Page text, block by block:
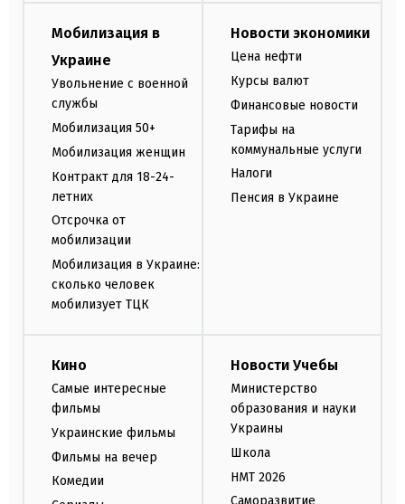
Мобилизация в
Украине
Увольнение с военной
службы
Мобилизация 50+
Мобилизация женщин
Контракт для 18-24-
летних
Отсрочка от
мобилизации
Мобилизация в Украине:
сколько человек
мобилизует ТЦК
Новости экономики
Цена нефти
Курсы валют
Финансовые новости
Тарифы на
коммунальные услуги
Налоги
Пенсия в Украине
Кино
Самые интересные
фильмы
Украинские фильмы
Фильмы на вечер
Комедии
Новости Учебы
Министерство
образования и науки
Украины
Школа
НМТ 2026